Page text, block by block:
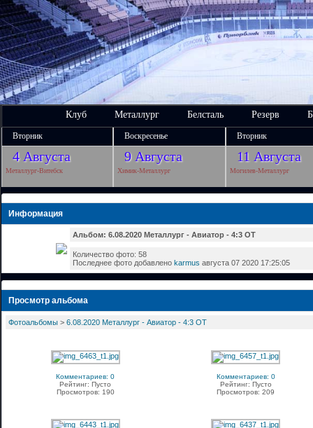
Клуб Металлург Белсталь Резерв
Вторник Воскресенье Вторник
4 Августа 9 Августа 11 Августа
Металлург-Витебск Химик-Металлург Могилев-Металлург
Информация
Альбом: 6.08.2020 Металлург - Авиатор - 4:3 ОТ
Количество фото: 58
Последнее фото добавлено karmus августа 07 2020 17:25:05
Просмотр альбома
Фотоальбомы > 6.08.2020 Металлург - Авиатор - 4:3 ОТ
Комментариев: 0
Рейтинг: Пусто
Просмотров: 190
Комментариев: 0
Рейтинг: Пусто
Просмотров: 209